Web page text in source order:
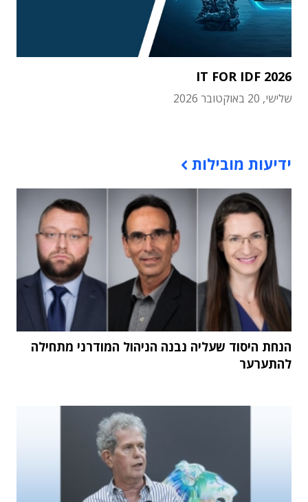
IT FOR IDF 2026
שלישי, 20 באוקטובר 2026
ידיעות מובילות
הנחת היסוד שעליה נבנה הניהול המודרני מתחילה
להתערער